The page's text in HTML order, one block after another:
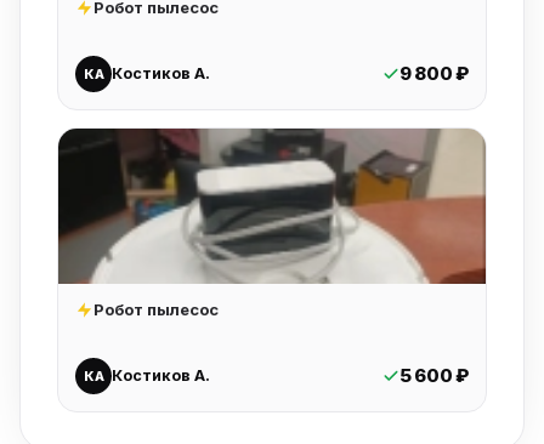
Робот пылесос
КА Костиков А. 9 800 ₽
Робот пылесос
КА Костиков А. 5 600 ₽